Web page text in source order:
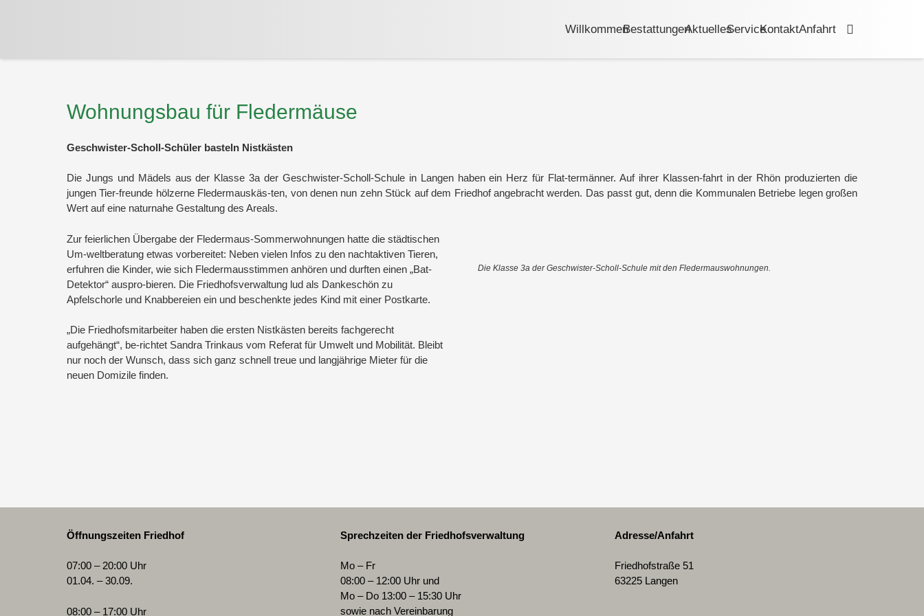
WillkommenBestattungenAktuellesServiceKontaktAnfahrt
Wohnungsbau für Fledermäuse
Geschwister-Scholl-Schüler basteln Nistkästen
Die Jungs und Mädels aus der Klasse 3a der Geschwister-Scholl-Schule in Langen haben ein Herz für Flat-termänner. Auf ihrer Klassen-fahrt in der Rhön produzierten die
jungen Tier-freunde hölzerne Fledermauskäs-ten, von denen nun zehn Stück auf dem Friedhof angebracht werden. Das passt gut, denn die Kommunalen Betriebe legen großen
Wert auf eine naturnahe Gestaltung des Areals.
Zur feierlichen Übergabe der Fledermaus-Sommerwohnungen hatte die städtischen
Um-weltberatung etwas vorbereitet: Neben vielen Infos zu den nachtaktiven Tieren,
erfuhren die Kinder, wie sich Fledermausstimmen anhören und durften einen „Bat-
Detektor“ auspro-bieren. Die Friedhofsverwaltung lud als Dankeschön zu
Apfelschorle und Knabbereien ein und beschenkte jedes Kind mit einer Postkarte.
„Die Friedhofsmitarbeiter haben die ersten Nistkästen bereits fachgerecht
aufgehängt“, be-richtet Sandra Trinkaus vom Referat für Umwelt und Mobilität. Bleibt
nur noch der Wunsch, dass sich ganz schnell treue und langjährige Mieter für die
neuen Domizile finden.
Die Klasse 3a der Geschwister-Scholl-Schule mit den Fledermauswohnungen.
Öffnungszeiten Friedhof
07:00 – 20:00 Uhr
01.04. – 30.09.
08:00 – 17:00 Uhr
Sprechzeiten der Friedhofsverwaltung
Mo – Fr
08:00 – 12:00 Uhr und
Mo – Do 13:00 – 15:30 Uhr
sowie nach Vereinbarung
Adresse/Anfahrt
Friedhofstraße 51
63225 Langen